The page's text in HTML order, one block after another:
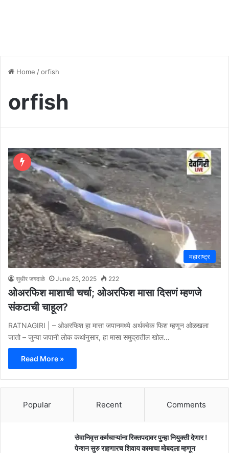
Home /orfish
orfish
महाराष्ट्र
सुधीर जगदाळे June 25, 2025 222
ओअरफिश माशाची चर्चा; ओअरफिश मासा दिसणं म्हणजे
संकटाची चाहूल?
RATNAGIRI | – ओअरफिश हा मासा जपानमध्ये अर्थक्वेक फिश म्हणून ओळखला
जातो – जुन्या जपानी लोक कथांनुसार, हा मासा समुद्रातील खोल…
Read More »
Popular Recent Comments
सेवानिवृत्त कर्मचाऱ्यांना रिक्तपदावर पुन्हा नियुक्ती देणार !
पेन्शन सुरु राहणारच शिवाय कामाचा मोबदला म्हणून